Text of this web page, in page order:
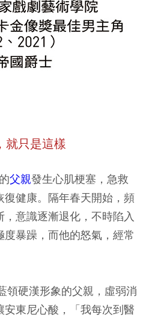
就只是這樣
父親發生心肌梗塞，急救
健康。隔年春天開始，頻
意識逐漸退化，不時陷入
暴躁，而他的怒氣，經常
領硬漢形象的父親，虛弱消
東尼心酸，「我每次到醫